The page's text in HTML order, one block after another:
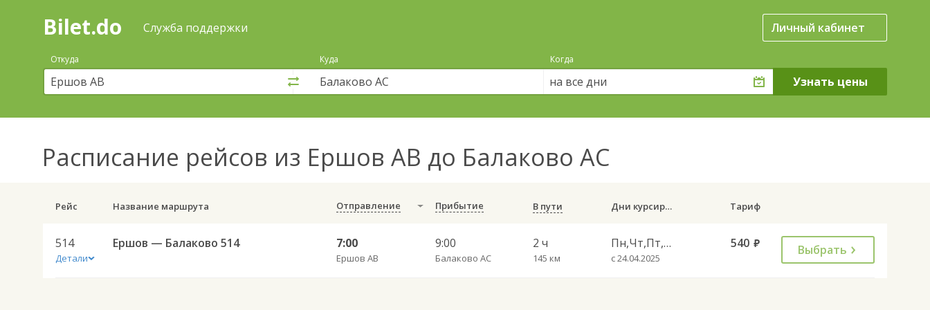
Поиск
покупка
билетов
автобус
онлайн
Bilet.do Служба поддержки Личный кабинет
Откуда Куда Когда
на все дни
Расписание рейсов из Ершов АВ до Балаково АС
Рейс Название маршрута Отправление Прибытие В пути Дни курсирования Тариф
514
Детали
Ершов — Балаково 514 7:00
Ершов АВ
9:00
Балаково АС
2 ч
145 км
Пн,Чт,Пт,Сб,Вс
с 24.04.2025
540 руб. Выбрать